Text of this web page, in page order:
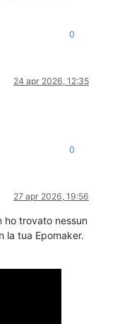
0
24 apr 2026, 12:35
0
27 apr 2026, 19:56
ho trovato nessun
la tua Epomaker.